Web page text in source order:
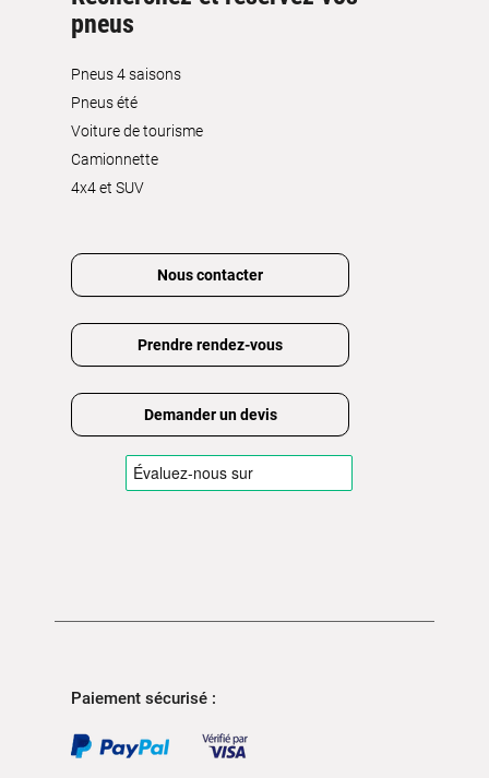
pneus
Pneus 4 saisons
Pneus été
Voiture de tourisme
Camionnette
4x4 et SUV
Nous contacter
Prendre rendez-vous
Demander un devis
Paiement sécurisé :